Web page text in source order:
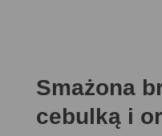
Smażona
cebulką i